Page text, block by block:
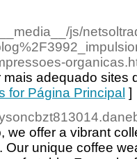
js/
adequado sites
for Página Principal ]
we offer a vibrant
Our unique coffee